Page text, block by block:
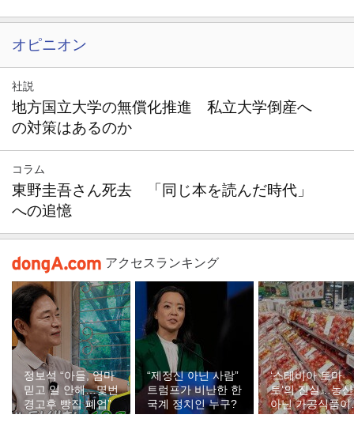
オピニオン
社説
地方国立大学の無償化推進 私立大学倒産へ
の対策はあるのか
コラム
東野圭吾さん死去 「同じ本を読んだ時代」
への追憶
アクセスランキング
정보석 “아들, 엄마
믿고 일 안해…몇번
경고후 빵집 폐업”
“제정신 아닌 사람”
트럼프가 비난한 한
국계 정치인 누구?
‘스테비아 토마
토’의 진실…농
아닌 가공식품이
다